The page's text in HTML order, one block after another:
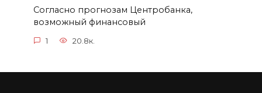
Согласно прогнозам Центробанка,
возможный финансовый
1 20.8к.